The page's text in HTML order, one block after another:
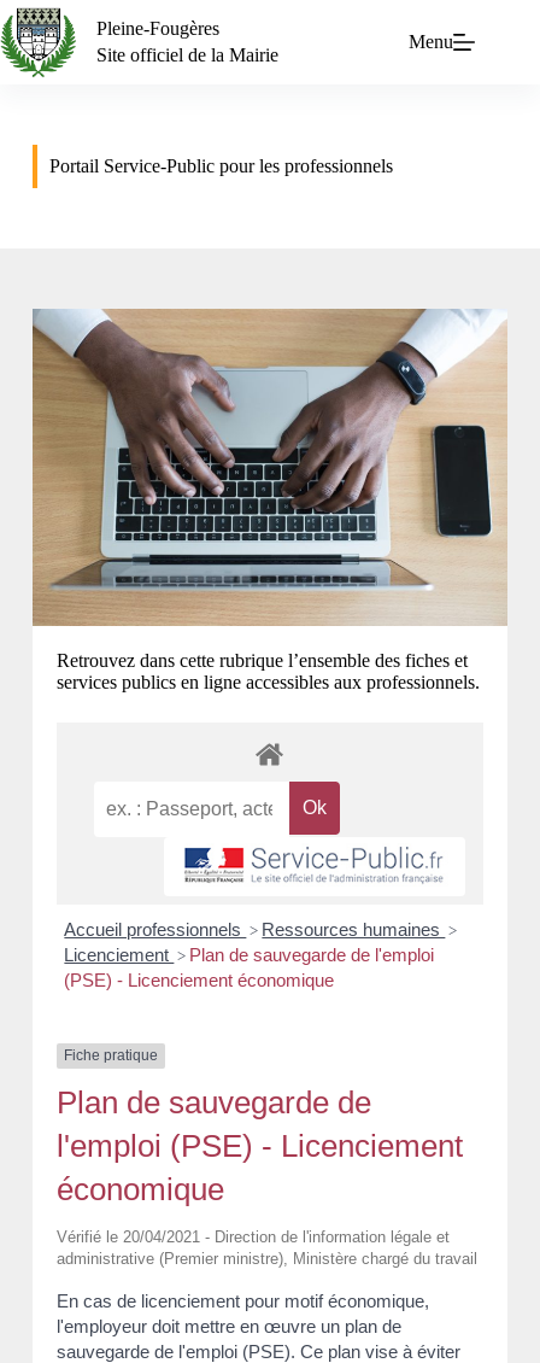
Pleine-Fougères
Site officiel de la Mairie
Menu
Portail Service-Public pour les professionnels
Retrouvez dans cette rubrique l’ensemble des fiches et
services publics en ligne accessibles aux professionnels.
Accueil professionnels > Ressources humaines >
Licenciement > Plan de sauvegarde de l'emploi
(PSE) - Licenciement économique
Fiche pratique
Plan de sauvegarde de
l'emploi (PSE) - Licenciement
économique
Vérifié le 20/04/2021 - Direction de l'information légale et
administrative (Premier ministre), Ministère chargé du travail
En cas de licenciement pour motif économique,
l'employeur doit mettre en œuvre un plan de
sauvegarde de l'emploi (PSE). Ce plan vise à éviter